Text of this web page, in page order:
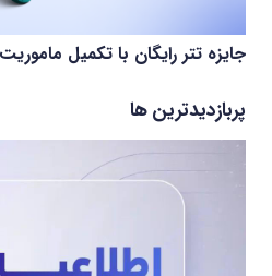
جایزه تتر رایگان با تکمیل
پربازدیدترین ها